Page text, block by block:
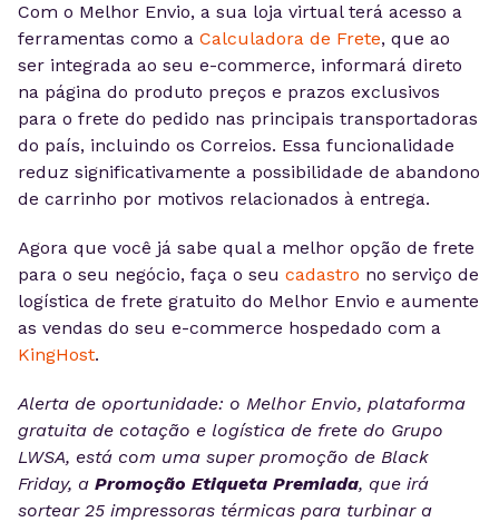
Com o Melhor Envio, a sua loja virtual terá acesso a
ferramentas como a Calculadora de Frete, que ao
ser integrada ao seu e-commerce, informará direto
na página do produto preços e prazos exclusivos
para o frete do pedido nas principais transportadoras
do país, incluindo os Correios. Essa funcionalidade
reduz significativamente a possibilidade de abandono
de carrinho por motivos relacionados à entrega.
Agora que você já sabe qual a melhor opção de frete
para o seu negócio, faça o seu cadastro no serviço de
logística de frete gratuito do Melhor Envio e aumente
as vendas do seu e-commerce hospedado com a
KingHost.
Alerta de oportunidade: o Melhor Envio, plataforma
gratuita de cotação e logística de frete do Grupo
LWSA, está com uma super promoção de Black
Friday, a Promoção Etiqueta Premiada, que irá
sortear 25 impressoras térmicas para turbinar a